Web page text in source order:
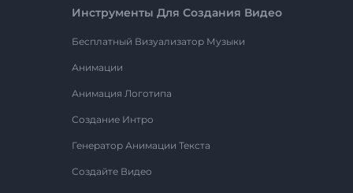
Инструменты Для Создания Видео
Бесплатный Визуализатор Музыки
Анимации
Анимация Логотипа
Создание Интро
Генератор Анимации Текста
Создайте Видео